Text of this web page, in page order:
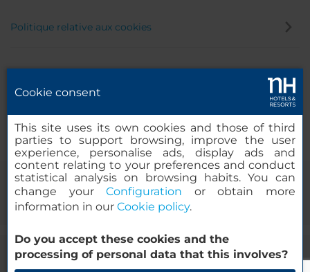
Politique relative aux cookies
Canal éthique
© 2000-2026 MINOR HOTELS EUROPE & AMERICAS Santa Engracia
Cookie consent
This site uses its own cookies and those of third
parties to support browsing, improve the user
experience, personalise ads, display ads and
content relating to your preferences and conduct
statistical analysis on browsing habits. You can
change yourConfiguration or obtain more
information in our Cookie policy.
Do you accept these cookies and the
processing of personal data that this involves?